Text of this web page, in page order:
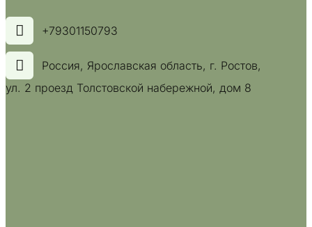
Россия, Ярославская область, г. Ростов,
ул. 2 проезд Толстовской набережной, дом 8
+79301150793